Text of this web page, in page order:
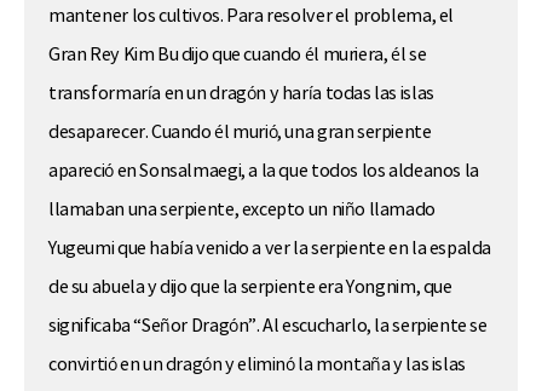
mantener los cultivos. Para resolver el problema, el
Gran Rey Kim Bu dijo que cuando él muriera, él se
transformaría en un dragón y haría todas las islas
desaparecer. Cuando él murió, una gran serpiente
apareció en Sonsalmaegi, a la que todos los aldeanos la
llamaban una serpiente, excepto un niño llamado
Yugeumi que había venido a ver la serpiente en la espalda
de su abuela y dijo que la serpiente era Yongnim, que
significaba “Señor Dragón”. Al escucharlo, la serpiente se
convirtió en un dragón y eliminó la montaña y las islas